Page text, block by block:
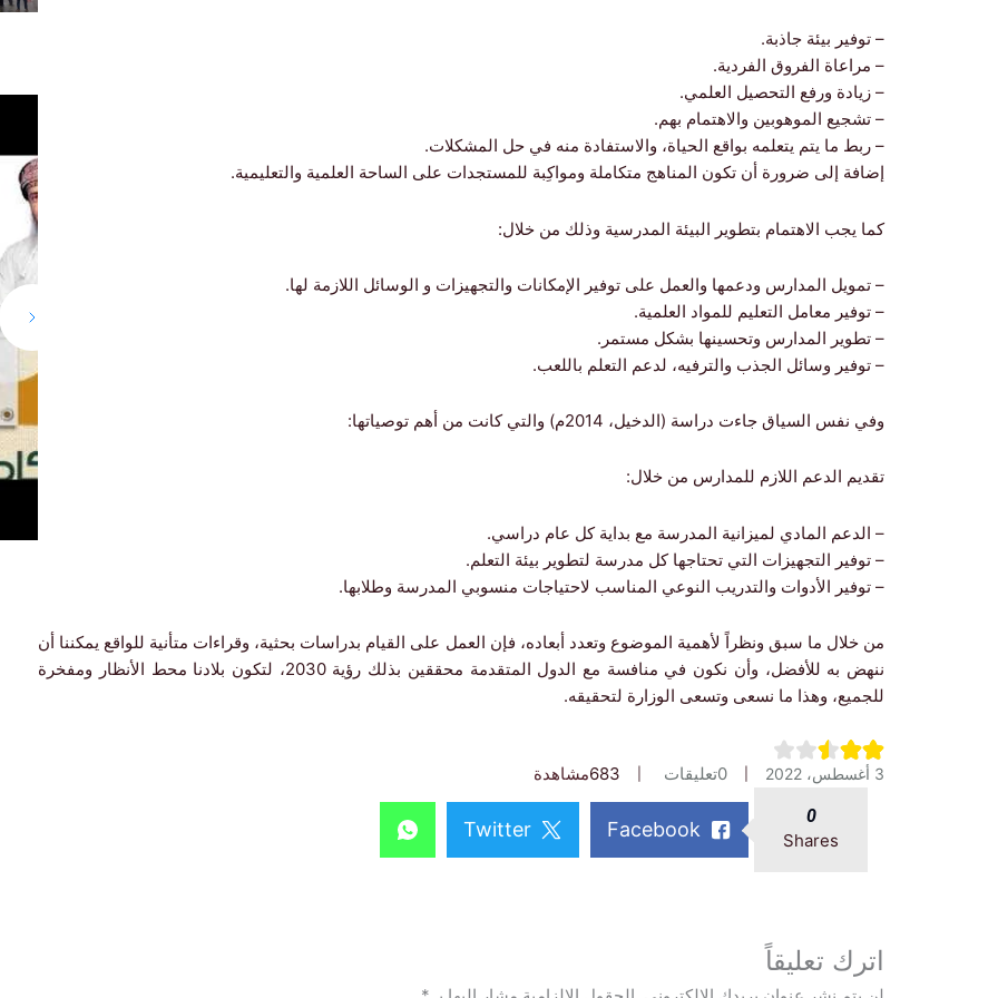
– توفير بيئة جاذبة.
– مراعاة الفروق الفردية.
– زيادة ورفع التحصيل العلمي.
– تشجيع الموهوبين والاهتمام بهم.
– ربط ما يتم يتعلمه بواقع الحياة، والاستفادة منه في حل المشكلات.
إضافة إلى ضرورة أن تكون المناهج متكاملة ومواكِبة للمستجدات على الساحة العلمية والتعليمية.
كما يجب الاهتمام بتطوير البيئة المدرسية وذلك من خلال:
– تمويل المدارس ودعمها والعمل على توفير الإمكانات والتجهيزات و الوسائل اللازمة لها.
– توفير معامل التعليم للمواد العلمية.
– تطوير المدارس وتحسينها بشكل مستمر.
– توفير وسائل الجذب والترفيه، لدعم التعلم باللعب.
وفي نفس السياق جاءت دراسة (الدخيل، 2014م) والتي كانت من أهم توصياتها:
تقديم الدعم اللازم للمدارس من خلال:
– الدعم المادي لميزانية المدرسة مع بداية كل عام دراسي.
– توفير التجهيزات التي تحتاجها كل مدرسة لتطوير بيئة التعلم.
– توفير الأدوات والتدريب النوعي المناسب لاحتياجات منسوبي المدرسة وطلابها.
من خلال ما سبق ونظراً لأهمية الموضوع وتعدد أبعاده، فإن العمل على القيام بدراسات بحثية، وقراءات متأنية للواقع يمكننا أن
ننهض به للأفضل، وأن نكون في منافسة مع الدول المتقدمة محققين بذلك رؤية 2030، لتكون بلادنا محط الأنظار ومفخرة
للجميع، وهذا ما نسعى وتسعى الوزارة لتحقيقه.
3 أغسطس، 2022 0تعليقات 683مشاهدة
0
Shares
Facebook
Twitter
اترك تعليقاً